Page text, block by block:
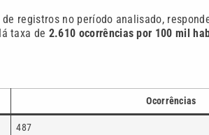
registros no período analisado,
taxa de 2.610 ocorrências por 100 mil
Ocorrências
487